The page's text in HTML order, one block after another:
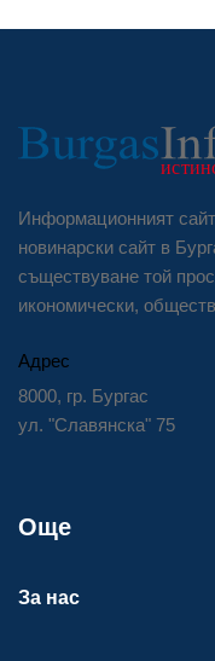
Информационният
новинарски сайт в
съществуване той
икономически,
Адрес
8000, гр. Бургас
ул. "Славянска" 75
Още
За нас